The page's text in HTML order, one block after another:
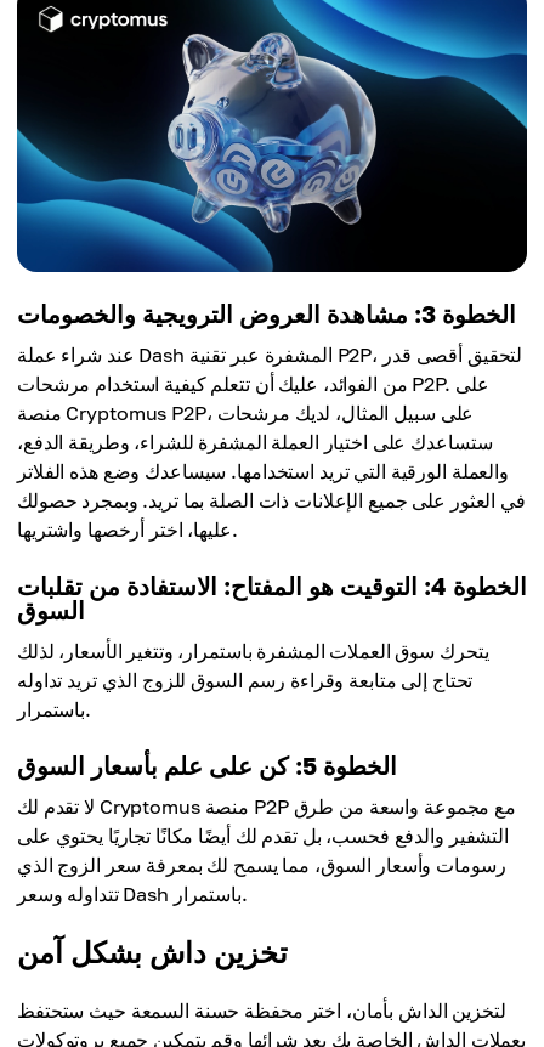
الخطوة 3: مشاهدة العروض الترويجية والخصومات
عند شراء عملة Dash المشفرة عبر تقنية P2P، لتحقيق أقصى قدر
من الفوائد، عليك أن تتعلم كيفية استخدام مرشحات P2P. على
منصة Cryptomus P2P، على سبيل المثال، لديك مرشحات
ستساعدك على اختيار العملة المشفرة للشراء، وطريقة الدفع،
والعملة الورقية التي تريد استخدامها. سيساعدك وضع هذه الفلاتر
في العثور على جميع الإعلانات ذات الصلة بما تريد. وبمجرد حصولك
عليها، اختر أرخصها واشتريها.
الخطوة 4: التوقيت هو المفتاح: الاستفادة من تقلبات
السوق
يتحرك سوق العملات المشفرة باستمرار، وتتغير الأسعار، لذلك
تحتاج إلى متابعة وقراءة رسم السوق للزوج الذي تريد تداوله
باستمرار.
الخطوة 5: كن على علم بأسعار السوق
لا تقدم لك Cryptomus منصة P2P مع مجموعة واسعة من طرق
التشفير والدفع فحسب، بل تقدم لك أيضًا مكانًا تجاريًا يحتوي على
رسومات وأسعار السوق، مما يسمح لك بمعرفة سعر الزوج الذي
تتداوله وسعر Dash باستمرار.
تخزين داش بشكل آمن
لتخزين الداش بأمان، اختر محفظة حسنة السمعة حيث ستحتفظ
بعملات الداش الخاصة بك بعد شرائها وقم بتمكين جميع بروتوكولات